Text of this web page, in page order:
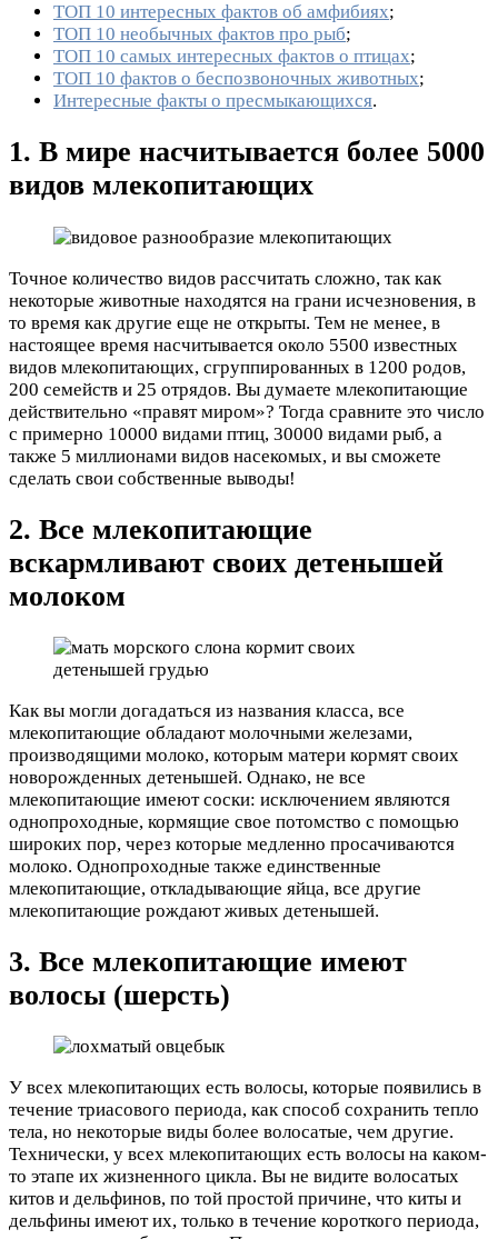
ТОП 10 интересных фактов об амфибиях;
ТОП 10 необычных фактов про рыб;
ТОП 10 самых интересных фактов о птицах;
ТОП 10 фактов о беспозвоночных животных;
Интересные факты о пресмыкающихся.
1. В мире насчитывается более 5000
видов млекопитающих
Точное количество видов рассчитать сложно, так как
некоторые животные находятся на грани исчезновения, в
то время как другие еще не открыты. Тем не менее, в
настоящее время насчитывается около 5500 известных
видов млекопитающих, сгруппированных в 1200 родов,
200 семейств и 25 отрядов. Вы думаете млекопитающие
действительно «правят миром»? Тогда сравните это число
с примерно 10000 видами птиц, 30000 видами рыб, а
также 5 миллионами видов насекомых, и вы сможете
сделать свои собственные выводы!
2. Все млекопитающие
вскармливают своих детенышей
молоком
Как вы могли догадаться из названия класса, все
млекопитающие обладают молочными железами,
производящими молоко, которым матери кормят своих
новорожденных детенышей. Однако, не все
млекопитающие имеют соски: исключением являются
однопроходные, кормящие свое потомство с помощью
широких пор, через которые медленно просачиваются
молоко. Однопроходные также единственные
млекопитающие, откладывающие яйца, все другие
млекопитающие рождают живых детенышей.
3. Все млекопитающие имеют
волосы (шерсть)
У всех млекопитающих есть волосы, которые появились в
течение триасового периода, как способ сохранить тепло
тела, но некоторые виды более волосатые, чем другие.
Технически, у всех млекопитающих есть волосы на каком-
то этапе их жизненного цикла. Вы не видите волосатых
китов и дельфинов, по той простой причине, что киты и
дельфины имеют их, только в течение короткого периода,